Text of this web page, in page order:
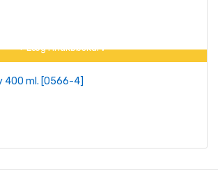
+ Læg I Indkøbskurv
400 ml. [0566-4]